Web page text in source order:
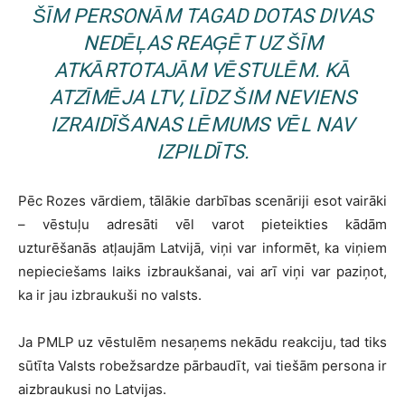
ŠĪM PERSONĀM TAGAD DOTAS DIVAS
NEDĒĻAS REAĢĒT UZ ŠĪM
ATKĀRTOTAJĀM VĒSTULĒM. KĀ
ATZĪMĒJA LTV, LĪDZ ŠIM NEVIENS
IZRAIDĪŠANAS LĒMUMS VĒL NAV
IZPILDĪTS.
Pēc Rozes vārdiem, tālākie darbības scenāriji esot vairāki
– vēstuļu adresāti vēl varot pieteikties kādām
uzturēšanās atļaujām Latvijā, viņi var informēt, ka viņiem
nepieciešams laiks izbraukšanai, vai arī viņi var paziņot,
ka ir jau izbraukuši no valsts.
Ja PMLP uz vēstulēm nesaņems nekādu reakciju, tad tiks
sūtīta Valsts robežsardze pārbaudīt, vai tiešām persona ir
aizbraukusi no Latvijas.